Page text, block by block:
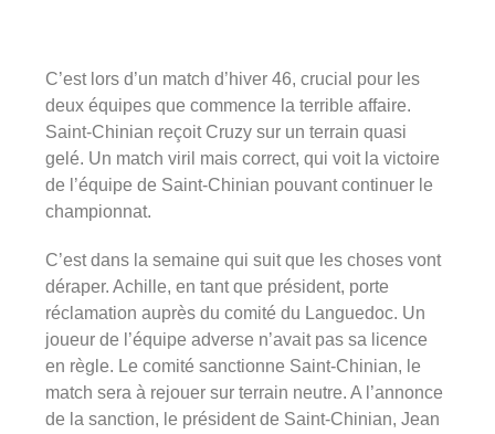
C’est lors d’un match d’hiver 46, crucial pour les
deux équipes que commence la terrible affaire.
Saint-Chinian reçoit Cruzy sur un terrain quasi
gelé. Un match viril mais correct, qui voit la victoire
de l’équipe de Saint-Chinian pouvant continuer le
championnat.
C’est dans la semaine qui suit que les choses vont
déraper. Achille, en tant que président, porte
réclamation auprès du comité du Languedoc. Un
joueur de l’équipe adverse n’avait pas sa licence
en règle. Le comité sanctionne Saint-Chinian, le
match sera à rejouer sur terrain neutre. A l’annonce
de la sanction, le président de Saint-Chinian, Jean